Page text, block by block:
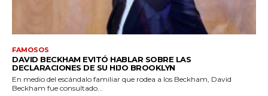
FAMOSOS
DAVID BECKHAM EVITÓ HABLAR SOBRE LAS
DECLARACIONES DE SU HIJO BROOKLYN
En medio del escándalo familiar que rodea a los Beckham, David
Beckham fue consultado...